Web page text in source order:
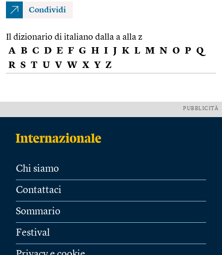
Condividi
Il dizionario di italiano dalla a alla z
A B C D E F G H I J K L M N O P Q
R S T U V W X Y Z
PUBBLICITÀ
Chi siamo
Contattaci
Sommario
Festival